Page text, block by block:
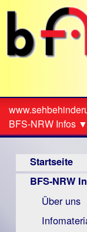
direkt
Textinhalt
Sie
sind
hier
BFS-NRW Infos ▼
Startseite
BFS-NRW
Über uns